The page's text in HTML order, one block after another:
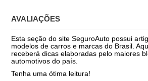
AVALIAÇÕES
Esta seção do site SeguroAuto possui
modelos de carros e marcas do Brasil.
receberá dicas elaboradas pelo maiores
automotivos do país.
Tenha uma ótima leitura!